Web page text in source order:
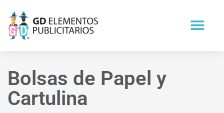
Bolsas de Papel y
Cartulina